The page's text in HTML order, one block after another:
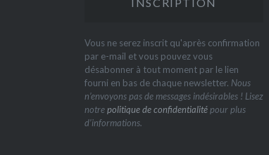
Vous ne serez inscrit qu'après confirmation
par e-mail et vous pouvez vous
désabonner à tout moment par le lien
fourni en bas de chaque newsletter. Nous
n’envoyons pas de messages indésirables ! Lisez
notrepolitique de confidentialitépour plus
d’informations.